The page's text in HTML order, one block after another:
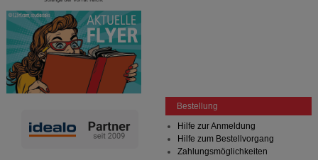
Bestellung
Hilfe zur Anmeldung
Hilfe zum Bestellvorgang
Zahlungsmöglichkeiten